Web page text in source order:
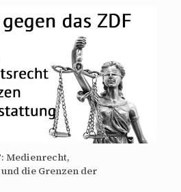
Medienrecht,
die Grenzen der